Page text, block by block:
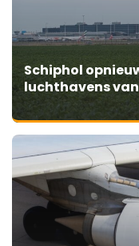
Schiphol
luchthavens